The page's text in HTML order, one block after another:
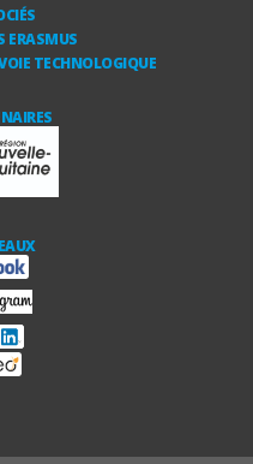
ERASMUS
TECHNOLOGIQUE